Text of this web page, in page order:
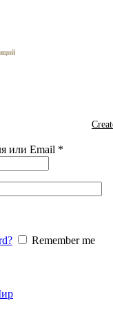
или Email *
Remember me